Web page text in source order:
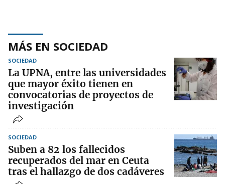
MÁS EN SOCIEDAD
SOCIEDAD
La UPNA, entre las universidades
que mayor éxito tienen en
convocatorias de proyectos de
investigación
SOCIEDAD
Suben a 82 los fallecidos
recuperados del mar en Ceuta
tras el hallazgo de dos cadáveres